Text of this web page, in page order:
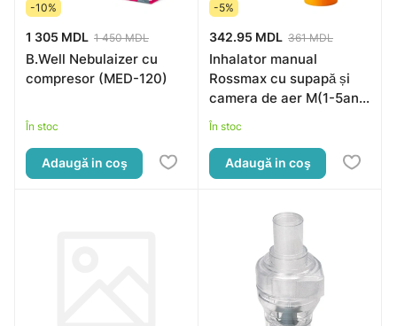
-10%
1 305 MDL 1 450 MDL
B.Well Nebulaizer cu
compresor (MED-120)
În stoc
Adaugă in coş
-5%
342.95 MDL 361 MDL
Inhalator manual
Rossmax cu supapă și
camera de aer M(1-5ani)
AS175
În stoc
Adaugă in coş